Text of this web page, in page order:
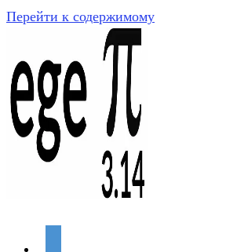
Перейти к содержимому